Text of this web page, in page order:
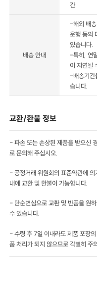
간
배송 안내
-해외 배
운행 등의
있습니다.
-특히, 연
이 지연될
-배송기간
습니다.
교환/환불 정보
- 파손 또는 손상된 제품을 받으신
로 문의해 주십시오.
- 공정거래 위원회의 표준약관에
내에 교환 및 환불이 가능합니다.
- 단순변심으로 교환 및 반품을 원
수 있습니다.
- 수령 후 7일 이내라도 제품 포장
품 처리가 되지 않으므로 각별히 주